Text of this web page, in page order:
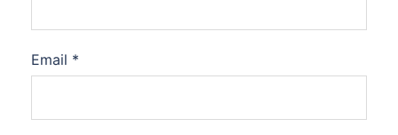
Email *